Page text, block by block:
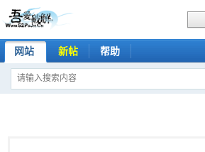
网站 新帖 帮助